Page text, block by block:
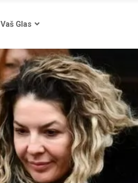
Vaš Glas